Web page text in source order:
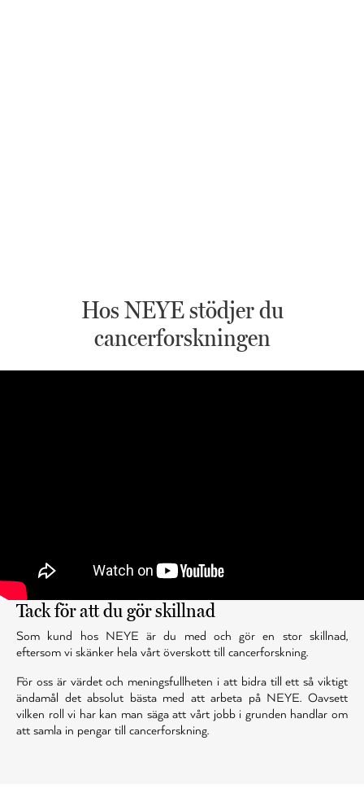
Hos NEYE stödjer du
cancerforskningen
Tack för att du gör skillnad
Som kund hos NEYE är du med och gör en stor skillnad,
eftersom vi skänker hela vårt överskott till cancerforskning.
För oss är värdet och meningsfullheten i att bidra till ett så viktigt
ändamål det absolut bästa med att arbeta på NEYE. Oavsett
vilken roll vi har kan man säga att vårt jobb i grunden handlar om
att samla in pengar till cancerforskning.